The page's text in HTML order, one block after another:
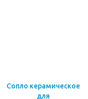
Сопло керамическое
для